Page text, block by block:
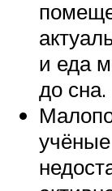
и еда
до сна.